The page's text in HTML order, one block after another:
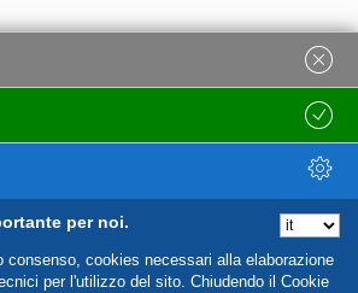
per noi.
consenso, cookies necessari alla elaborazione
per l'utilizzo del sito. Chiudendo il Cookie